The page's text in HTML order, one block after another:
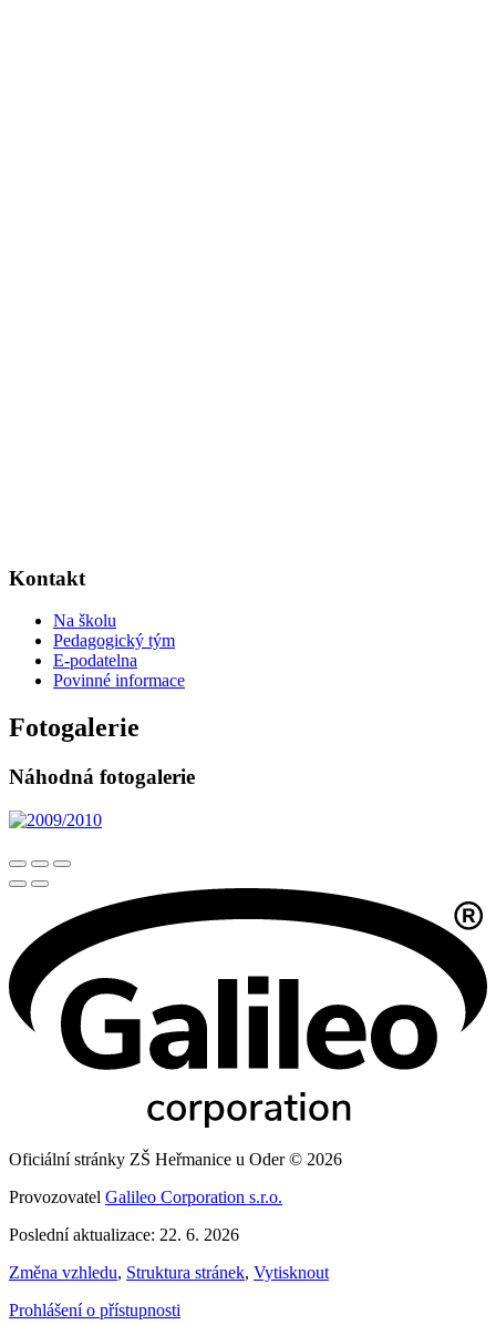
Kontakt
Na školu
Pedagogický tým
E-podatelna
Povinné informace
Fotogalerie
Náhodná fotogalerie
Oficiální stránky ZŠ Heřmanice u Oder © 2026
Provozovatel Galileo Corporation s.r.o.
Poslední aktualizace: 22. 6. 2026
Změna vzhledu, Struktura stránek, Vytisknout
Prohlášení o přístupnosti